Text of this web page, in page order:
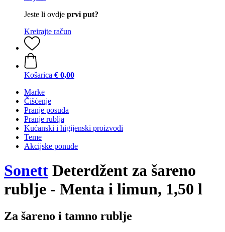
Jeste li ovdje prvi put?
Kreirajte račun
Košarica € 0,00
Marke
Čišćenje
Pranje posuđa
Pranje rublja
Kućanski i higijenski proizvodi
Teme
Akcijske ponude
Sonett Deterdžent za šareno
rublje - Menta i limun, 1,50 l
Za šareno i tamno rublje